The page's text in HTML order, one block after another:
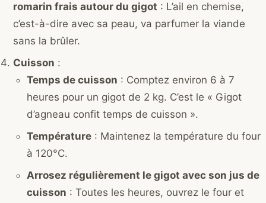
romarin frais autour du gigot : L’ail en chemise,
c’est-à-dire avec sa peau, va parfumer la viande
sans la brûler.
Cuisson :
Temps de cuisson : Comptez environ 6 à 7
heures pour un gigot de 2 kg. C’est le « Gigot
d’agneau confit temps de cuisson ».
Température: Maintenez la température du four
à 120°C.
Arrosez régulièrement le gigot avec son jus de
cuisson : Toutes les heures, ouvrez le four et